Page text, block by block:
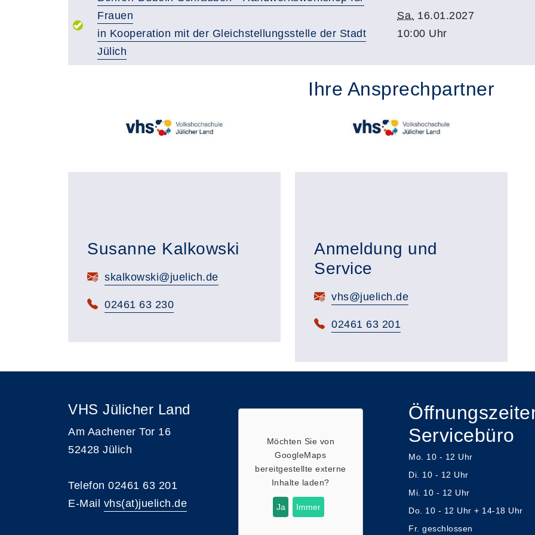
Frauen
in Kooperation mit der Gleichstellungsstelle der Stadt
Jülich
Sa. 16.01.2027
10:00 Uhr
Ihre Ansprechpartner
Susanne Kalkowski
E-Mail:skalkowski@juelich.de
Telefon:
02461 63 230
Anmeldung und
Service
E-Mail:vhs@juelich.de
Telefon:
02461 63 201
VHS Jülicher Land
Am Aachener Tor 16
52428 Jülich
Telefon 02461 63 201
E-Mail vhs(at)juelich.de
Möchten Sie von
GoogleMaps
bereitgestellte externe
Inhalte laden?
Ja Immer
Servicebüro
Mo. 10 - 12 Uhr
Di. 10 - 12 Uhr
Mi. 10 - 12 Uhr
Do. 10 - 12 Uhr + 14-18 Uhr
Fr. geschlossen